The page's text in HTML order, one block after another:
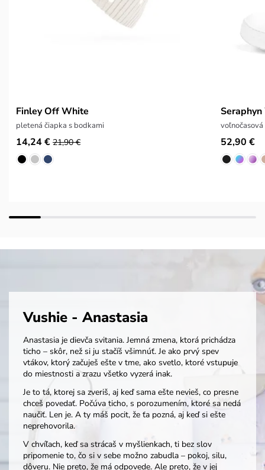
Finley Off White
pletená čiapka s bodkami
14,24 € 21,90 € 52,90 €
Vushie - Anastasia
Anastasia je dievča svitania. Jemná zmena, ktorá prichádza
ticho – skôr, než si ju stačíš všimnúť. Je ako prvý spev
vtákov, ktorý začuješ ešte v tme, ako svetlo, ktoré vstupuje
do miestnosti a zrazu všetko vyzerá inak.
Je to tá, ktorej sa zveriš, aj keď sama ešte nevieš, co presne
chceš povedať. Počúva ticho, s porozumením, ktoré sa nedá
naučiť. Len je. A ty máš pocit, že ťa pozná, aj keď si ešte
neprehovorila.
V chvíľach, keď sa strácaš v myšlienkach, ti bez slov
pripomenie to, čo si v sebe možno zabudla – pokoj, silu,
dôveru. Nie preto, že má odpovede. Ale preto, že v jej